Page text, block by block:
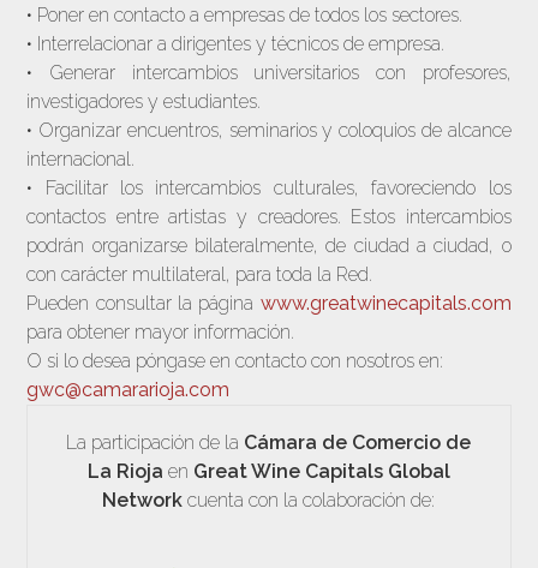
• Poner en contacto a empresas de todos los sectores.
• Interrelacionar a dirigentes y técnicos de empresa.
• Generar intercambios universitarios con profesores,
investigadores y estudiantes.
• Organizar encuentros, seminarios y coloquios de alcance
internacional.
• Facilitar los intercambios culturales, favoreciendo los
contactos entre artistas y creadores. Estos intercambios
podrán organizarse bilateralmente, de ciudad a ciudad, o
con carácter multilateral, para toda la Red.
Pueden consultar la página www.greatwinecapitals.com
para obtener mayor información.
O si lo desea póngase en contacto con nosotros en:
gwc@camararioja.com
La participación de la Cámara de Comercio de
La Rioja en Great Wine Capitals Global
Network cuenta con la colaboración de: